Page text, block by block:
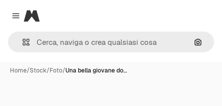
Close menu
Magnific
Cerca
Home/Stock/Foto/Una bella giovane do…